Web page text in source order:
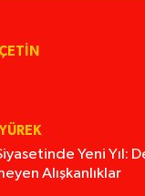
Yeni Yıl:
Alışkanlıklar